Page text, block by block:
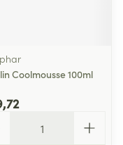
Coolmousse 100ml